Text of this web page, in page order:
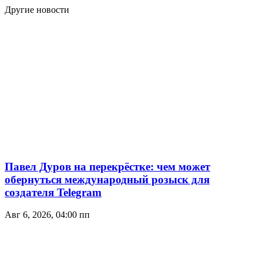
Другие новости
Павел Дуров на перекрёстке: чем может
обернуться международный розыск для
создателя Telegram
Авг 6, 2026, 04:00 пп